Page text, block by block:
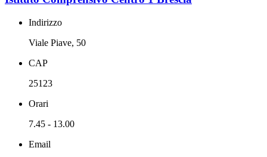
Indirizzo
Viale Piave, 50
CAP
25123
Orari
7.45 - 13.00
Email